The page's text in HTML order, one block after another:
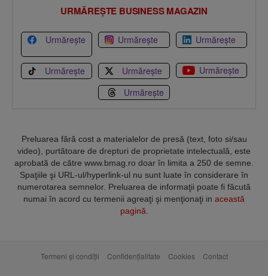
URMĂREȘTE BUSINESS MAGAZIN
Urmărește Urmărește Urmărește
Urmărește Urmărește
Urmărește
Urmărește
Preluarea fără cost a materialelor de presă (text, foto si/sau
video), purtătoare de drepturi de proprietate intelectuală, este
aprobată de către www.bmag.ro doar în limita a 250 de semne.
Spaţiile şi URL-ul/hyperlink-ul nu sunt luate în considerare în
numerotarea semnelor. Preluarea de informaţii poate fi făcută
numai în acord cu termenii agreaţi şi menţionaţi in această
pagină
Termeni și condiții Confidențialitate Cookies Contact